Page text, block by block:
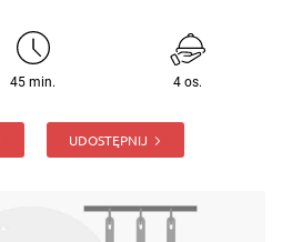
45 min. 4 os.
UDOSTĘPNIJ